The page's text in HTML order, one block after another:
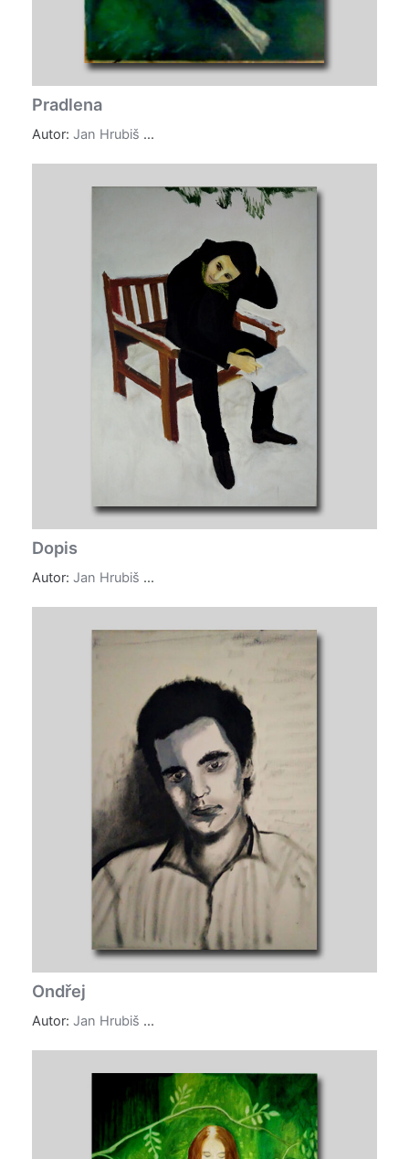
Pradlena
Autor: Jan Hrubiš ...
Dopis
Autor: Jan Hrubiš ...
Ondřej
Autor: Jan Hrubiš ...